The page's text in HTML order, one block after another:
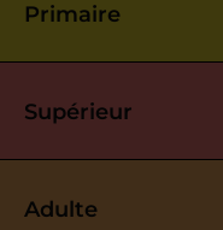
Primaire
Supérieur
Adulte